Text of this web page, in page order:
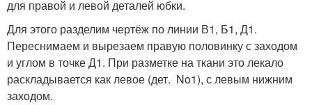
для правой и левой деталей юбки.
Для этого разделим чертёж по линии В1, Б1, Д1.
Переснимаем и вырезаем правую половинку с заходом
и углом в точке Д1. При разметке на ткани это лекало
раскладывается как левое (дет. No1), с левым нижним
заходом.